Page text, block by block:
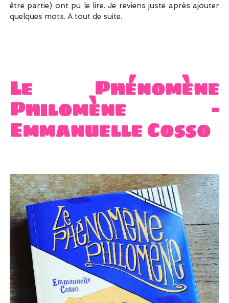
être partie) ont pu le lire. Je reviens juste après ajouter
quelques mots. A tout de suite.
Le Phénomène
Philomène –
Emmanuelle Cosso